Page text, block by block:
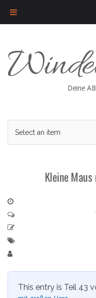
content
Deine
Kleine
This entry is Teil 43